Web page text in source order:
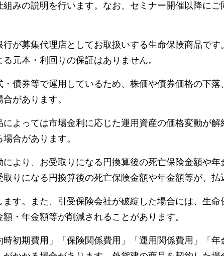
みの説明を行います。なお、セミナー開催以降に
が募集代理店としてお取扱いする生命保険商品で
元本・利回りの保証はありません。
債券等で運用しているため、株価や債券価格の下
があります。
よっては市場金利に応じた運用資産の価格変動が
合があります。
より、お受取りになる円換算後の死亡保険金額や
りになる円換算後の死亡保険金額や年金額等が、払
す。また、引受保険会社が破綻した場合には、生
・年金額等が削減されることがあります。
初期費用」「保険関係費用」「運用関係費用」「